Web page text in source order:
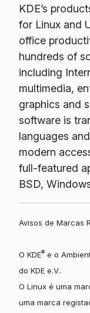
KDE’s
for Linux and
office
hundreds of
including
multimedia,
graphics and
software is
languages
modern
full-featured
BSD,
Avisos de Marcas
O KDE®e o
do KDE e.V..
O Linux é uma
uma marca